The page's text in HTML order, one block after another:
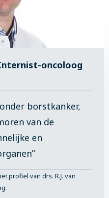
oncoloog
borstkanker,
van de
en
profiel van drs. R.J. van